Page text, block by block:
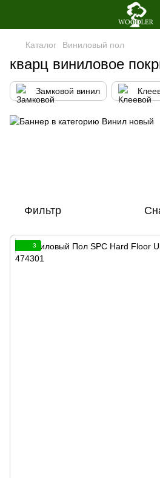
Каталог Виниловый пол
кварц виниловое
Замковой винил
Фильтр
3